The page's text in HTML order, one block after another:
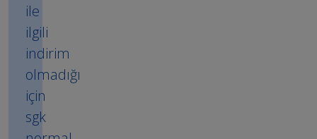
ile
ilgili
indirim
olmadığı
için
sgk